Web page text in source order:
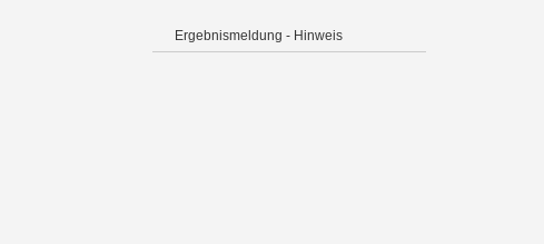
Ergebnismeldung - Hinweis